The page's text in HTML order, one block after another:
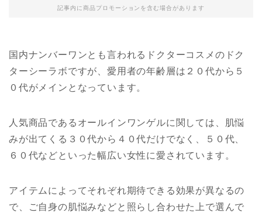
記事内に商品プロモーションを含む場合があります
国内ナンバーワンとも言われるドクターコスメのドク
ターシーラボですが、愛用者の年齢層は２０代から５
０代がメインとなっています。
人気商品であるオールインワンゲルに関しては、肌悩
みが出てくる３０代から４０代だけでなく、５０代、
６０代などといった幅広い女性に愛されています。
アイテムによってそれぞれ期待できる効果が異なるの
で、ご自身の肌悩みなどと照らし合わせた上で選んで